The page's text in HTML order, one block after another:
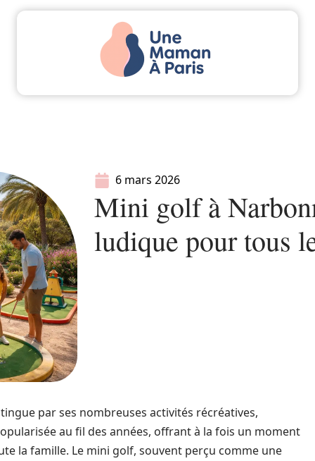
6 mars 2026
Mini golf à
ludique pour tous
par ses nombreuses activités récréatives,
au fil des années, offrant à la fois un moment
la famille. Le mini golf, souvent perçu comme une